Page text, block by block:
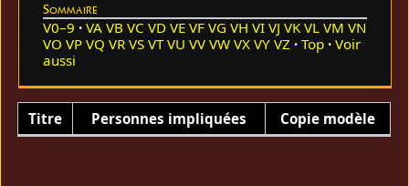
Sommaire
V0–9 VA VB VC VD VE VF VG VH VI VJ VK VL VM VN
VO VP VQ VR VS VT VU VV VW VX VY VZ Top
Voir
aussi
Titre Personnes impliquées Copie modèle